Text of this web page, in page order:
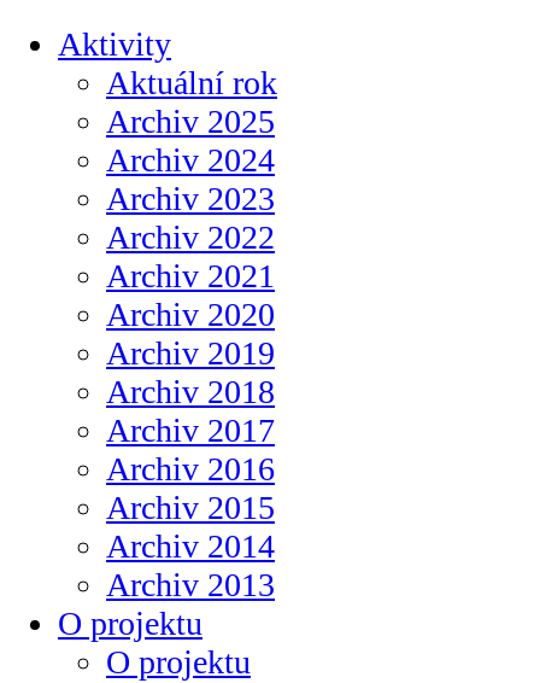
Aktivity
Aktuální rok
Archiv 2025
Archiv 2024
Archiv 2023
Archiv 2022
Archiv 2021
Archiv 2020
Archiv 2019
Archiv 2018
Archiv 2017
Archiv 2016
Archiv 2015
Archiv 2014
Archiv 2013
O projektu
O projektu